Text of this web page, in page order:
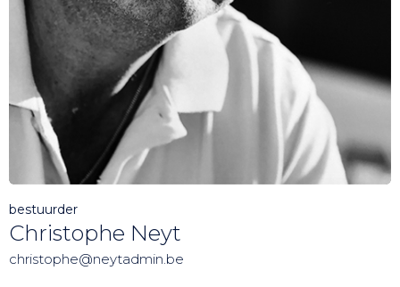
bestuurder
Christophe Neyt
christophe@neytadmin.be